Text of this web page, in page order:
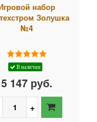
набор
Золушка
№4
В наличии
5 147 руб.